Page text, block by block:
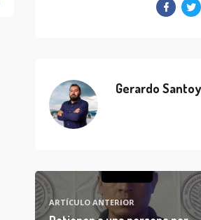
Gerardo
ARTÍCULO ANTERIOR